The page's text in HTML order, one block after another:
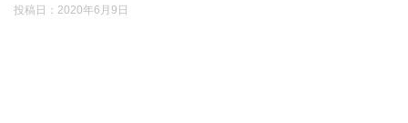
投稿日： 2020年6月9日